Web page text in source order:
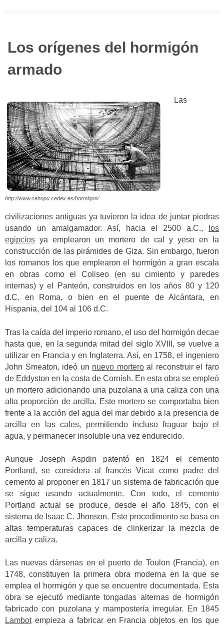
Los orígenes del hormigón
armado
http://www.cehopu.cedex.es/hormigon/
Las
civilizaciones antiguas ya tuvieron la idea de juntar piedras
usando un amalgamador. Así, hacia el 2500 a.C.,
los
egipcios ya emplearon un mortero de cal y yeso en la
construcción de las pirámides de Giza. Sin embargo, fueron
los romanos los que emplearon el hormigón a gran escala
en obras como el Coliseo (en su cimiento y paredes
internas) y el Panteón, construidos en los años 80 y 120
d.C. en Roma, o bien en el puente de Alcántara, en
Hispania, del 104 al 106 d.C.
Tras la caída del imperio romano, el uso del hormigón decae
hasta que, en la segunda mitad del siglo XVIII, se vuelve a
utilizar en Francia y en Inglaterra. Así, en 1758, el ingeniero
John Smeaton, ideó un nuevo morteroal reconstruir el faro
de Eddyston en la costa de Cornish. En esta obra se empleó
un mortero adicionando una puzolana a una caliza con una
alta proporción de arcilla. Este mortero se comportaba bien
frente a la acción del agua del mar debido a la presencia de
arcilla en las cales, permitiendo incluso fraguar bajo el
agua, y permanecer insoluble una vez endurecido.
Aunque Joseph Aspdin patentó en 1824 el cemento
Portland, se considera al francés Vicat como padre del
cemento al proponer en 1817 un sistema de fabricación que
se sigue usando actualmente. Con todo, el cemento
Portland actual se produce, desde el año 1845, con el
sistema de Isaac C. Jhonson. Este procedimento se basa en
altas temperaturas capaces de clinkerizar la mezcla de
arcilla y caliza.
Las nuevas dársenas en el puerto de Toulon (Francia), en
1748, constituyen la primera obra moderna en la que se
emplea el hormigón y que se encuentre documentada. Esta
obra se ejecutó mediante tongadas alternas de hormigón
fabricado con puzolana y mampostería irregular. En 1845
Lambotempieza a fabricar en Francia objetos en los que